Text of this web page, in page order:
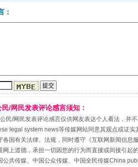
从幼儿园到大学，有这些资助
：
/网民发表评论感言须知：
民/网民发表评论感言仅供网友表达个人看法，并
legal system news等传媒网站同意其观点或证实
各国有关法律、法规，同时遵守《互联网新闻信息
网上道德，承担一切因您的行为而直接或间接引起的
公共传媒、中国公众传媒、中国全民传媒China